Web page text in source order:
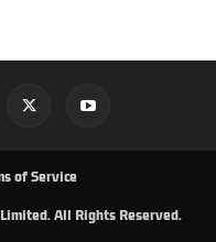
of Service
All Rights Reserved.